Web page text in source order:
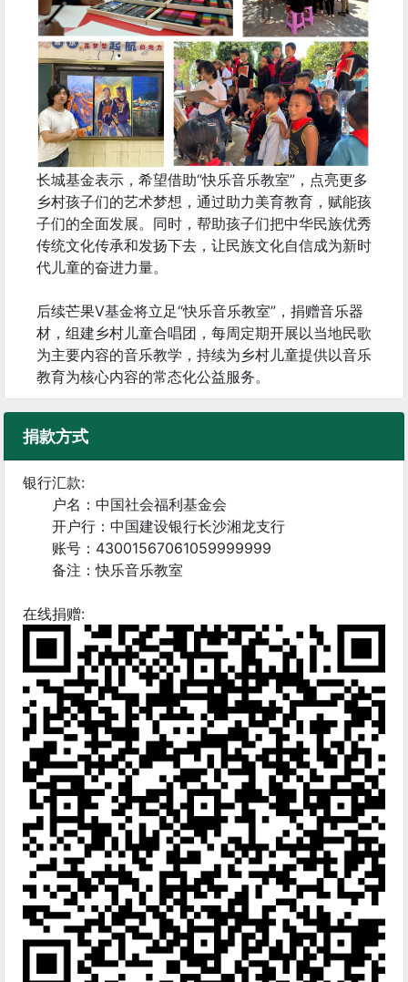
长城基金表示，希望借助“快乐音乐教室”，点亮更多
乡村孩子们的艺术梦想，通过助力美育教育，赋能孩
子们的全面发展。同时，帮助孩子们把中华民族优秀
传统文化传承和发扬下去，让民族文化自信成为新时
代儿童的奋进力量。
后续芒果V基金将立足“快乐音乐教室”，捐赠音乐器
材，组建乡村儿童合唱团，每周定期开展以当地民歌
为主要内容的音乐教学，持续为乡村儿童提供以音乐
教育为核心内容的常态化公益服务。
捐款方式
银行汇款:
户名：中国社会福利基金会
开户行：中国建设银行长沙湘龙支行
账号：43001567061059999999
备注：快乐音乐教室
在线捐赠: